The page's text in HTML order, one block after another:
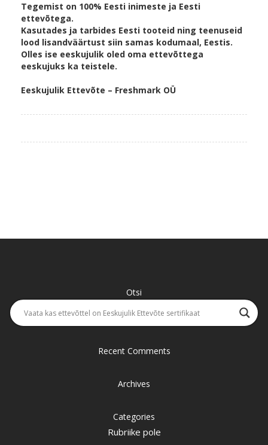
Tegemist on 100% Eesti inimeste ja Eesti
ettevõtega.
Kasutades ja tarbides Eesti tooteid ning teenuseid
lood lisandväärtust siin samas kodumaal, Eestis.
Olles ise eeskujulik oled oma ettevõttega
eeskujuks ka teistele.
Eeskujulik Ettevõte – Freshmark OÜ
Otsi
Recent Comments
Archives
Categories
Rubriike pole